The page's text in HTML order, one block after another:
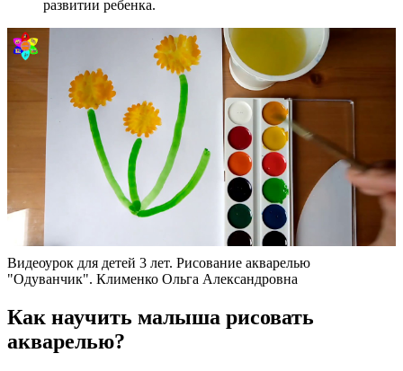
развитии ребенка.
Видеоурок для детей 3 лет. Рисование акварелью
"Одуванчик". Клименко Ольга Александровна
Как научить малыша рисовать
акварелью?